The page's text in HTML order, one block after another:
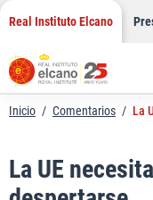
Saltar
contenido
Real Instituto Elcano
Inicio / Comentarios / La
La UE